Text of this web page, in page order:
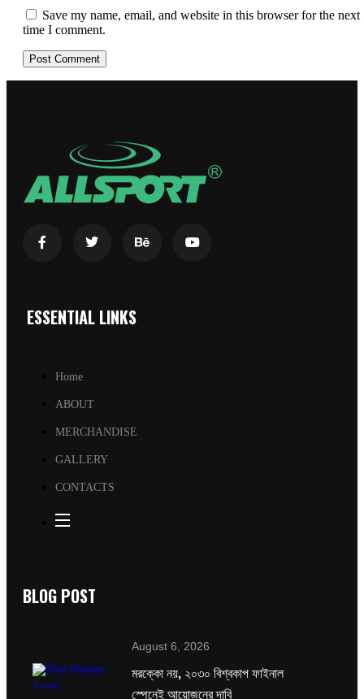
Save my name, email, and website in this browser for the next
time I comment.
ESSENTIAL LINKS
Home
ABOUT
MERCHANDISE
GALLERY
CONTACTS
BLOG POST
August 6, 2026
মরক্কো নয়, ২০৩০ বিশ্বকাপ ফাইনাল
স্পেনেই আয়োজনের দাবি